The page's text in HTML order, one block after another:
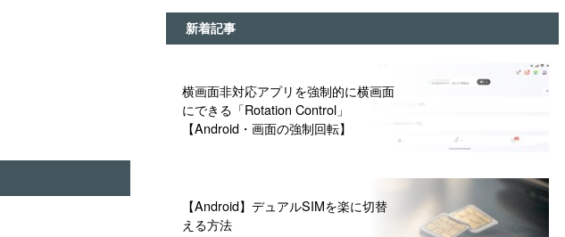
新着記事
横画面非対応アプリを強制的に横画面
にできる「Rotation Control」
【Android・画面の強制回転】
【Android】デュアルSIMを楽に切替
える方法